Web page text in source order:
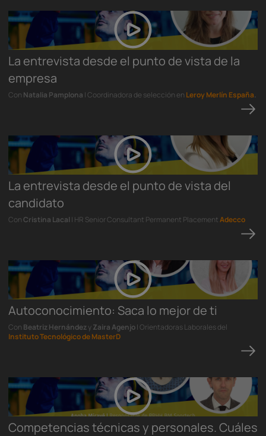
La entrevista desde el punto de vista de la
empresa
Con Natalia Pamplona | Coordinadora de selección en Leroy Merlín España.
La entrevista desde el punto de vista del
candidato
ConCristina Lacal | HR Senior Consultant Permanent PlacementAdecco
Autoconocimiento: Saca lo mejor de ti
Con Beatriz HernándezyZaira Agenjo| Orientadoras Laborales del
Instituto Tecnológico de MasterD
Competencias técnicas y personales. Cuáles